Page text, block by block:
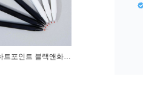
사각볼펜 하트포인트 블랙앤화이트 중성펜